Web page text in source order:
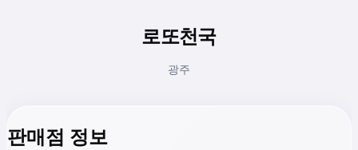
로또천국
광주
판매점 정보